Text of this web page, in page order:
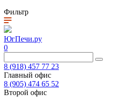
Фильтр
ЮгПечи.ру
0
8 (918) 457 77 23
Главный офис
8 (905) 474 65 52
Второй офис